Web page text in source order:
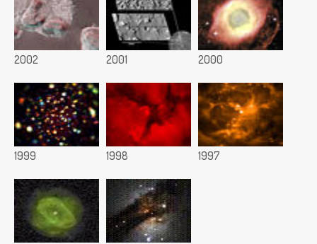
2002 2001 2000
1999 1998 1997